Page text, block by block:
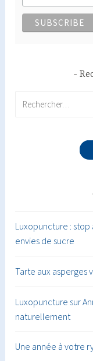
Luxopuncture :
envies de sucre
Tarte aux asperges
Luxopuncture sur
naturellement
Une année à votre